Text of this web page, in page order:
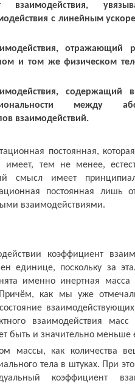
взаимодействия,
с линейным
отражающий
и том же физическом
содержащий
между
взаимодействий.
постоянная,
имеет, тем не менее,
смысл имеет
постоянная лишь
взаимодействиями.
коэффициент
единице, поскольку за
именно инертная
Причём, как мы уже
взаимодействия
быть и значительно
массы, как количества
тела в штуках. При
коэффициент